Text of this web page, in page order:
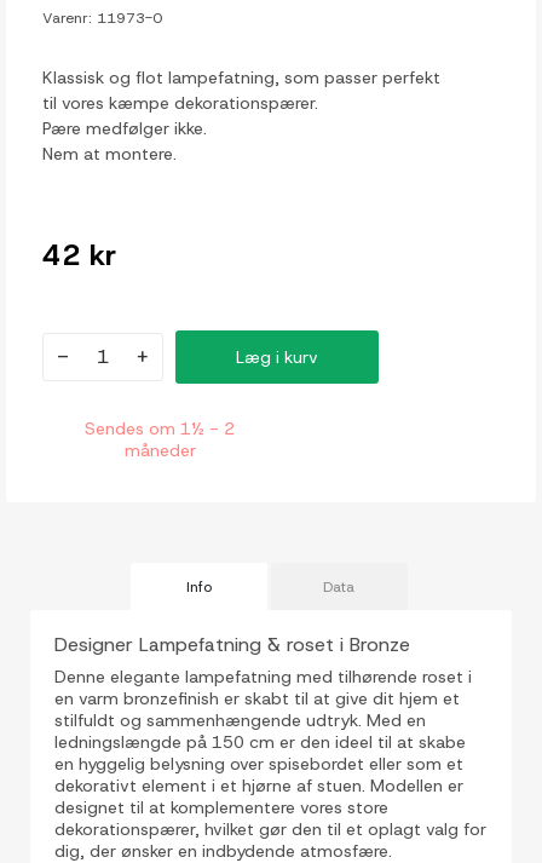
Varenr: 11973-0
Klassisk og flot lampefatning, som passer perfekt
til vores kæmpe dekorationspærer.
Pære medfølger ikke.
Nem at montere.
42 kr
- + Læg i kurv
Sendes om 1½ - 2
måneder
Info Data
Designer Lampefatning & roset i Bronze
Denne elegante lampefatning med tilhørende roset i
en varm bronzefinish er skabt til at give dit hjem et
stilfuldt og sammenhængende udtryk. Med en
ledningslængde på 150 cm er den ideel til at skabe
en hyggelig belysning over spisebordet eller som et
dekorativt element i et hjørne af stuen. Modellen er
designet til at komplementere vores store
dekorationspærer, hvilket gør den til et oplagt valg for
dig, der ønsker en indbydende atmosfære.